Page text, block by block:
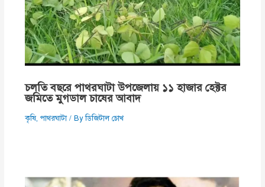
চলতি বছরে পাথরঘাটা উপজেলায় ১১ হাজার হেক্টর
জমিতে মুগডাল চাষের আবাদ
কৃষি, পাথরঘাটা/ Byডিজিটাল চোখ